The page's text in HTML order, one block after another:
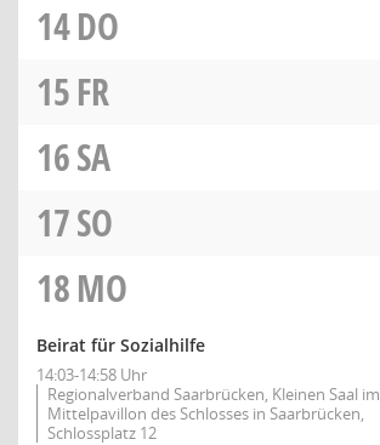
14DO
15FR
16SA
17SO
18MO
Beirat für Sozialhilfe
14:03-14:58 Uhr
Regionalverband Saarbrücken, Kleinen Saal im
Mittelpavillon des Schlosses in Saarbrücken,
Schlossplatz 12